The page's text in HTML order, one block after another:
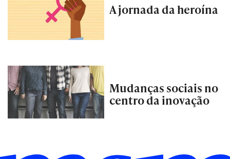
A jornada da heroína
Mudanças sociais no
centro da inovação